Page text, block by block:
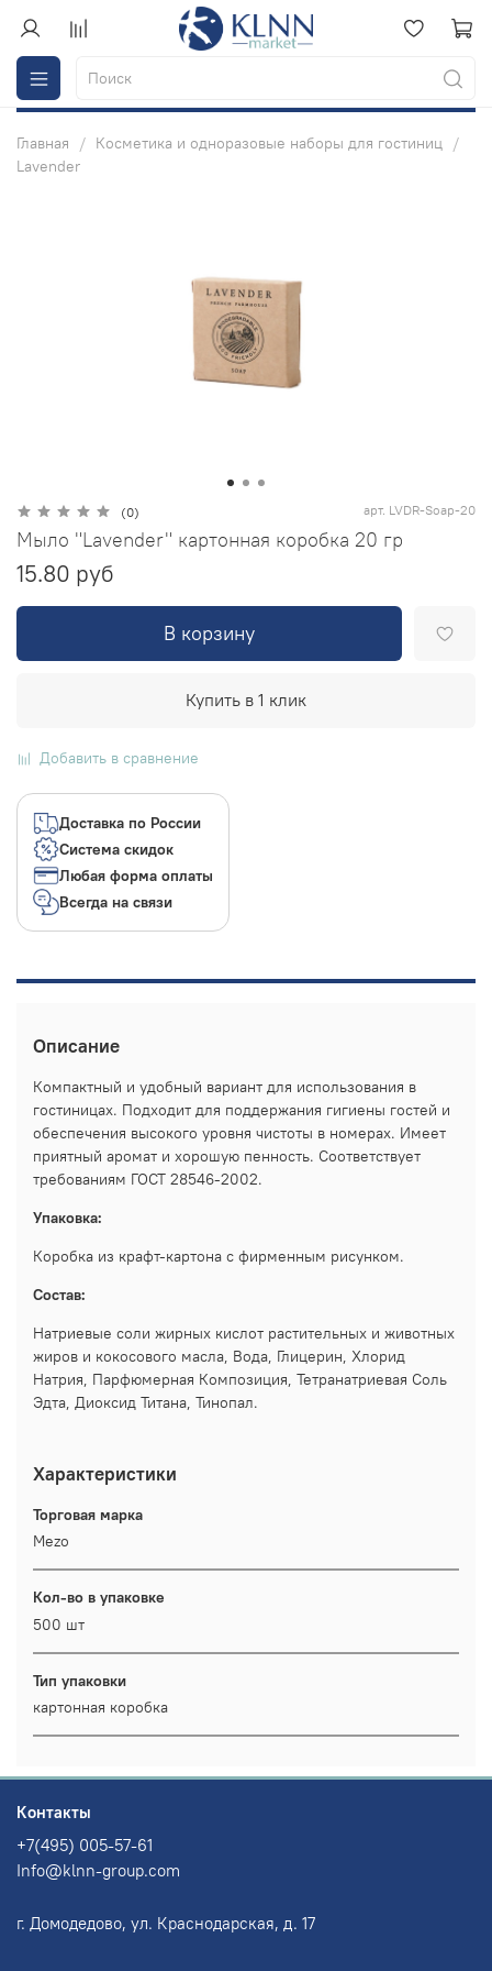
Главная
Косметика и одноразовые наборы для гостиниц
Lavender
(0) арт. LVDR-Soap-20
Мыло "Lavender" картонная коробка 20 гр
15.80 руб
В корзину
Купить в 1 клик
Добавить в сравнение
Доставка по России
Система скидок
Любая форма оплаты
Всегда на связи
Описание
Компактный и удобный вариант для использования в
гостиницах. Подходит для поддержания гигиены гостей и
обеспечения высокого уровня чистоты в номерах. Имеет
приятный аромат и хорошую пенность. Соответствует
требованиям ГОСТ 28546-2002.
Упаковка:
Коробка из крафт-картона с фирменным рисунком.
Состав:
Натриевые соли жирных кислот растительных и животных
жиров и кокосового масла, Вода, Глицерин, Хлорид
Натрия, Парфюмерная Композиция, Тетранатриевая Соль
Эдта, Диоксид Титана, Тинопал.
Характеристики
Торговая марка
Mezo
Кол-во в упаковке
500 шт
Тип упаковки
картонная коробка
Контакты
+7(495) 005-57-61
Info@klnn-group.com
г. Домодедово, ул. Краснодарская, д. 17